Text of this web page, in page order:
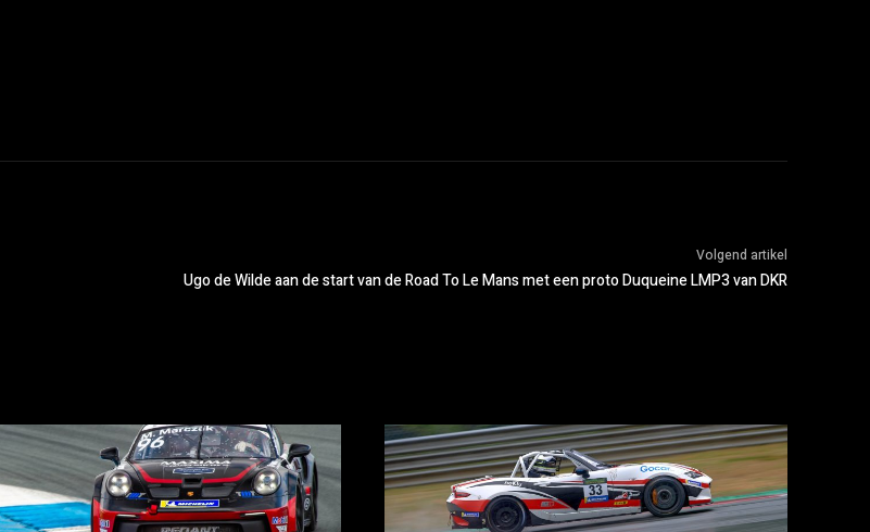
Volgend artikel
Ugo de Wilde aan de start van de Road To Le Mans met een proto Duqueine LMP3 van DKR